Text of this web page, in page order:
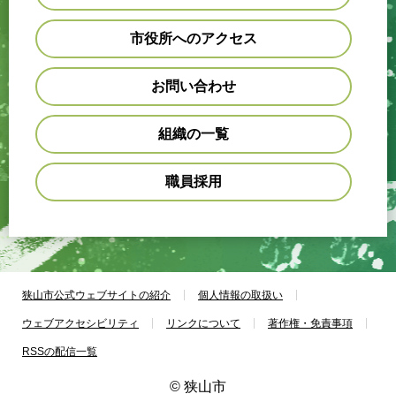
市役所へのアクセス
お問い合わせ
組織の一覧
職員採用
狭山市公式ウェブサイトの紹介 個人情報の取扱い
ウェブアクセシビリティ リンクについて 著作権・免責事項
RSSの配信一覧
© 狭山市